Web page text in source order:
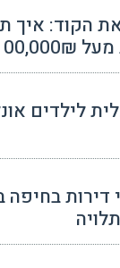
הקוד: איך
לילדים
דירות